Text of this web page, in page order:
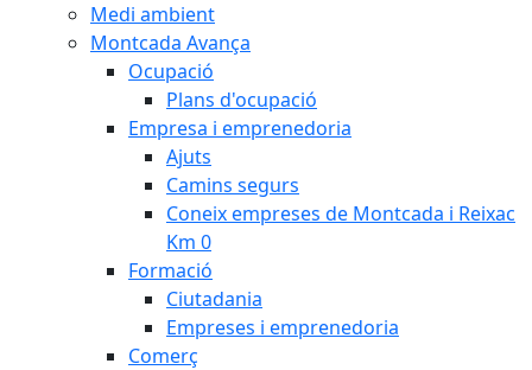
Medi ambient
Montcada Avança
Ocupació
Plans d'ocupació
Empresa i emprenedoria
Ajuts
Camins segurs
Coneix empreses de Montcada i Reixac
Km 0
Formació
Ciutadania
Empreses i emprenedoria
Comerç